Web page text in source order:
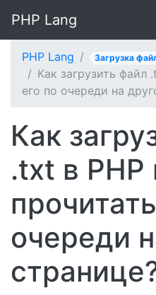
PHP Lang
PHP Lang Загрузка
Как загрузить файл
его по очереди на
Как
.txt в PHP
очереди